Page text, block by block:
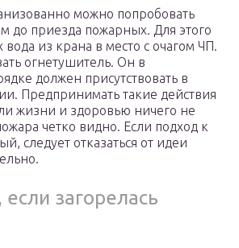
можно попробовать
до приезда пожарных. Для этого
вода из крана в место с очагом ЧП.
огнетушитель. Он в
должен присутствовать в
Предпринимать такие действия
жизни и здоровью ничего не
четко видно. Если подход к
следует отказаться от идеи
загорелась